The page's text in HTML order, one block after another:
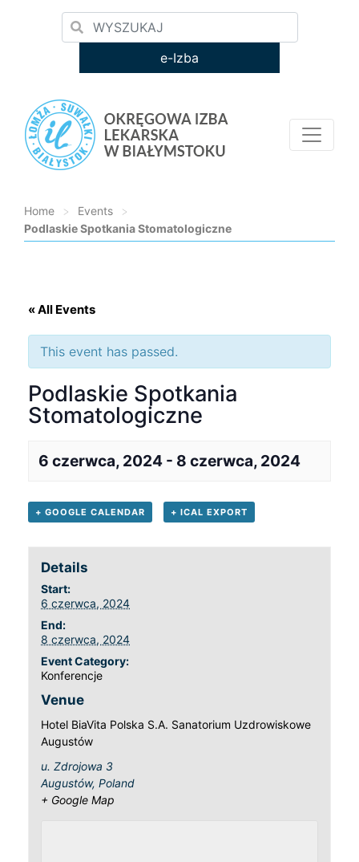
e-Izba
Home > Events
>
Podlaskie Spotkania Stomatologiczne
« All Events
This event has passed.
Podlaskie Spotkania
Stomatologiczne
6 czerwca, 2024 - 8 czerwca, 2024
+ GOOGLE CALENDAR + ICAL EXPORT
Details
Start:
6 czerwca, 2024
End:
8 czerwca, 2024
Event Category:
Konferencje
Venue
Hotel BiaVita Polska S.A. Sanatorium Uzdrowiskowe
Augustów
u. Zdrojowa 3
Augustów, Poland
+ Google Map